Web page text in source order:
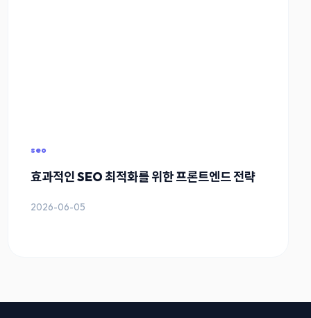
seo
효과적인 SEO 최적화를 위한 프론트엔드 전략
2026-06-05